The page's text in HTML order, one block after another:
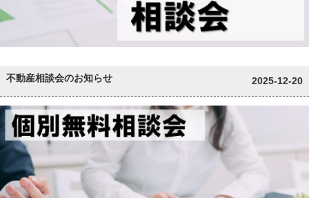
不動産相談会のお知らせ 2025-12-20